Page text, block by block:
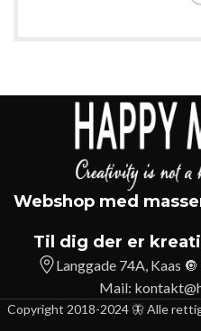
Webshop med
Til dig der er
Langgade 74A, Kaas
Mail:
Copyright 2018-2024 🦋 Alle